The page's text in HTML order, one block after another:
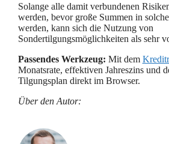
Solange alle damit verbundenen
werden, bevor große Summen in
werden, kann sich die Nutzung von
Sondertilgungsmöglichkeiten als sehr
Passendes Werkzeug: Mit dem
Monatsrate, effektiven Jahreszins und
Tilgungsplan direkt im Browser.
Über den Autor: